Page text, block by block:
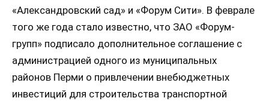
«Александровский сад» и «Форум Сити». В феврале
того же года стало известно, что ЗАО «Форум-
групп» подписало дополнительное соглашение с
администрацией одного из муниципальных
районов Перми о привлечении внебюджетных
инвестиций для строительства транспортной